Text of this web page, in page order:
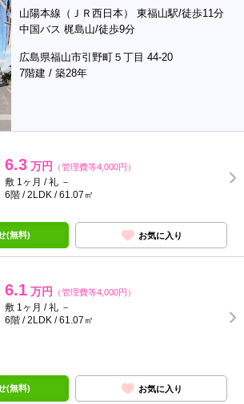
山陽本線（ＪＲ西日本） 東福山駅/徒歩11分
中国バス 梶島山/徒歩9分
広島県福山市引野町５丁目 44-20
7階建 / 築28年
6.3 万円 （管理費等4,000円）
敷 1ヶ月 / 礼 －
6階 / 2LDK / 61.07㎡
(無料) お気に入り
6.1 万円 （管理費等4,000円）
敷 1ヶ月 / 礼 －
6階 / 2LDK / 61.07㎡
(無料) お気に入り